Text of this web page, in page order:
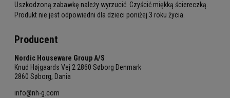
Uszkodzoną zabawkę należy wyrzucić. Czyścić miękką ściereczką.
Produkt nie jest odpowiedni dla dzieci poniżej 3 roku życia.
Producent
Nordic Houseware Group A/S
Knud Højgaards Vej 2 2860 Søborg Denmark
2860 Søborg, Dania
info@nh-g.com